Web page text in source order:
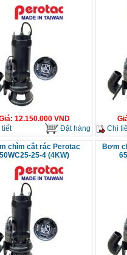
: 12.150.000 VND
tiết
Đặt hàng
Chi
chìm cắt rác Perotac
50WC25-25-4 (4KW)
Bơm